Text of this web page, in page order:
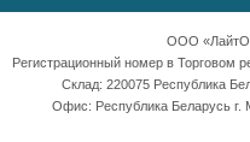
ООО
Регистрационный номер в Торговом
Склад: 220075 Республика
Офис: Республика Беларусь г.